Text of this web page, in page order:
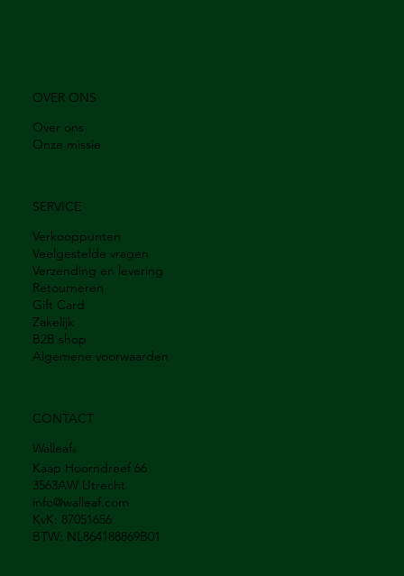
OVER ONS
Over ons
Onze missie
SERVICE
Verkooppunten
Veelgestelde vragen
Verzending en levering
Retourneren
Gift Card
Zakelijk
B2B shop
Algemene voorwaarden
CONTACT
Walleaf
Kaap Hoorndreef 66
3563AW Utrecht
info@walleaf.com
KvK: 87051656
BTW: NL864188869B01